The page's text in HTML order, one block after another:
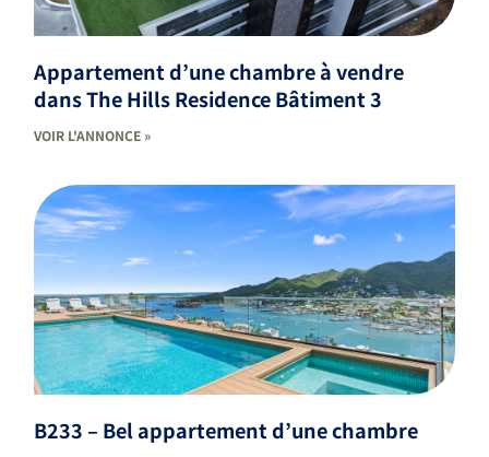
Appartement d’une chambre à vendre
dans The Hills Residence Bâtiment 3
VOIR L'ANNONCE »
B233 – Bel appartement d’une chambre